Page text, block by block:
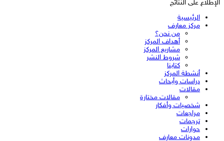
الإطلاع على النتائج
الرئيسية
مركز معارف
من نحن؟
أهداف المركز
مشاريع المركز
شروط النشر
كتابنا
أنشطة المركز
دراسات وأبحاث
مقالات
مقالات مختارة
شخصيات وأفكار
مراجعات
ترجمات
حوارات
مدونات معارف